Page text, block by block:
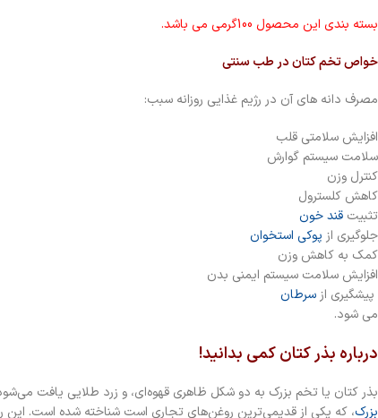
بسته بندی این محصول 100گرمی می باشد.
خواص تخم کتان در طب سنتی
مصرف دانه های آن در رژیم غذایی روزانه سبب:
افزایش سلامتی قلب
سلامت سیستم گوارش
کنترل وزن
کاهش کلسترول
تثبیت قند خون
جلوگیری از پوکی استخوان
کمک به کاهش وزن
افزایش سلامت سیستم ایمنی بدن
پیشگیری از سرطان
می شود.
درباره بذر کتان کمی بدانید!
بذر کتان یا تخم بزرک به دو شکل ظاهری قهوه‌ای، و زرد طلایی یافت می‌شود.ناگفته نماند که
بزرک، که یکی از قدیمی‌ترین روغن‌های تجاری است شناخته شده است.